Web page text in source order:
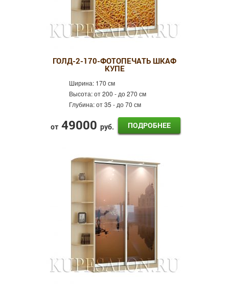
ГОЛД-2-170-ФОТОПЕЧАТЬ ШКАФ
КУПЕ
Ширина: 170 см
Высота:от 200 - до 270 см
Глубина:от 35 - до 70 см
от 49000 руб. ПОДРОБНЕЕ